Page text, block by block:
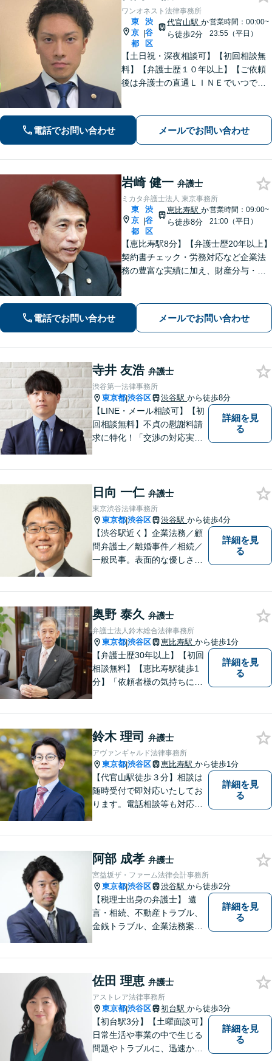
ワンオネスト法律事務所
東
京
都
|
渋
谷
区
代官山駅 か
ら徒歩2分
営業時間：00:00~
23:55（平日）
【土日祝・深夜相談可】【初回相談無
料】【弁護士歴１０年以上】【ご依頼
後は弁護士の直通ＬＩＮＥでいつでも
ワークトラブルに注力】
電話でお問い合わせ メールでお問い合わせ
岩崎 健一 弁護士
ミカタ弁護士法人 東京事務所
東
京
都
|
渋
谷
区
恵比寿駅 か
ら徒歩8分
営業時間：09:00~
21:00（平日）
【恵比寿駅8分】【弁護士歴20年以上】
契約書チェック・労務対応など企業法
務の豊富な実績に加え、財産分与・親
寄り添い最適な解決を目指します。
【初回相談可能】【WEB面談可能】
電話でお問い合わせ メールでお問い合わせ
寺井 友浩 弁護士
渋谷第一法律事務所
東京都|渋谷区 渋谷駅 から徒歩8分
【LINE・メール相談可】【初
回相談無料】不貞の慰謝料請
求に特化！「交渉の対応実績3
の交渉を代理し、増額または
減額に向け、粘り強く取り組
みます【休日・夜間相談対
応】
詳細を見
る
日向 一仁 弁護士
東京渋谷法律事務所
東京都|渋谷区 渋谷駅 から徒歩4分
【渋谷駅近く】企業法務／顧
問弁護士／離婚事件／相続／
一般民事。表面的な優しさだ
をしております。お気軽にご
相談ください。
詳細を見
る
奥野 泰久 弁護士
弁護士法人鈴木総合法律事務所
東京都|渋谷区 恵比寿駅 から徒歩1分
【弁護士歴30年以上】【初回
相談無料】【恵比寿駅徒歩1
分】「依頼者様の気持ちにな
業法務・借金・刑事事件・労
働トラブル・離婚問題などお
悩みのことはぜひご相談下さ
い。
詳細を見
る
鈴木 理司 弁護士
アヴァンギャルド法律事務所
東京都|渋谷区 恵比寿駅 から徒歩1分
【代官山駅徒歩３分】相談は
随時受付で即対応いたしてお
ります。電話相談等も対応可
詳細を見
る
阿部 成孝 弁護士
宮益坂ザ・ファーム法律会計事務所
東京都|渋谷区 渋谷駅 から徒歩2分
【税理士出身の弁護士】 遺
言・相続、不動産トラブル、
金銭トラブル、企業法務案件
を捉えたトータルサポートが
可能です。
詳細を見
る
佐田 理恵 弁護士
アストレア法律事務所
東京都|渋谷区 初台駅 から徒歩3分
【初台駅3分】【土曜面談可】
日常生活や事業の中で生じる
問題やトラブルに、迅速かつ
詳細を見
る